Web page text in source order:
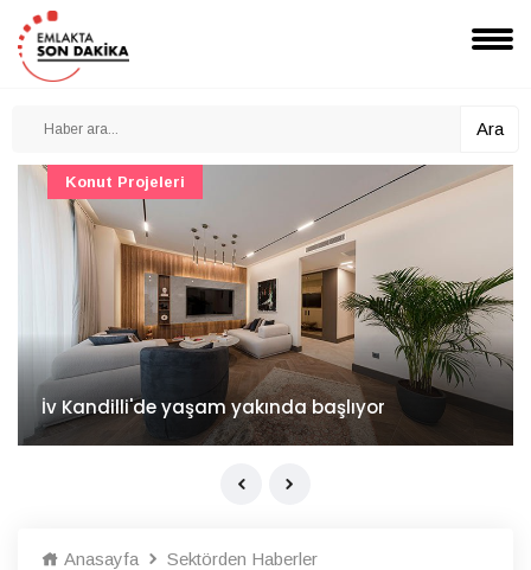
Ara
İv Kandilli'de yaşam yakında başlıyor
Konut Projeleri
Anasayfa
Sektörden Haberler